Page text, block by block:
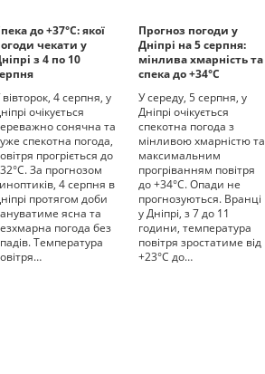
до +37°С: якої
чекати у
з 4 по 10
вівторок, 4 серпня, у
очікується
сонячна та
спекотна погода,
прогріється до
За прогнозом
4 серпня в
протягом доби
ясна та
погода без
Температура
Прогноз погоди у
Дніпрі на 5 серпня:
мінлива хмарність та
спека до +34°С
У середу, 5 серпня, у
Дніпрі очікується
спекотна погода з
мінливою хмарністю та
максимальним
прогріванням повітря
до +34°С. Опади не
прогнозуються. Вранці
у Дніпрі, з 7 до 11
години, температура
повітря зростатиме від
+23°С до…